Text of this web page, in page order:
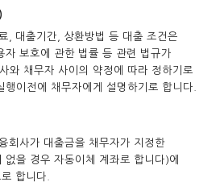
, 대출기간, 상환방법 등 대출 조건은
자 보호에 관한 법률 등 관련 법규가
와 채무자 사이의 약정에 따라 정하기로
이전에 채무자에게 설명하기로 합니다.
회사가 대출금을 채무자가 지정한
없을 경우 자동이체 계좌로 합니다)에
합니다.